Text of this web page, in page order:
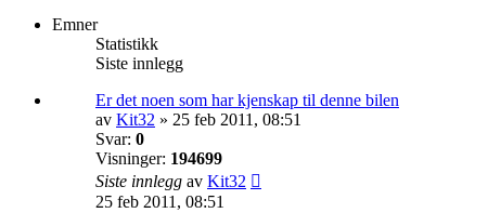
Emner
Statistikk
Siste innlegg
Er det noen som har kjenskap til denne bilen
av Kit32 » 25 feb 2011, 08:51
Svar: 0
Visninger: 194699
Siste innlegg av Kit32
25 feb 2011, 08:51